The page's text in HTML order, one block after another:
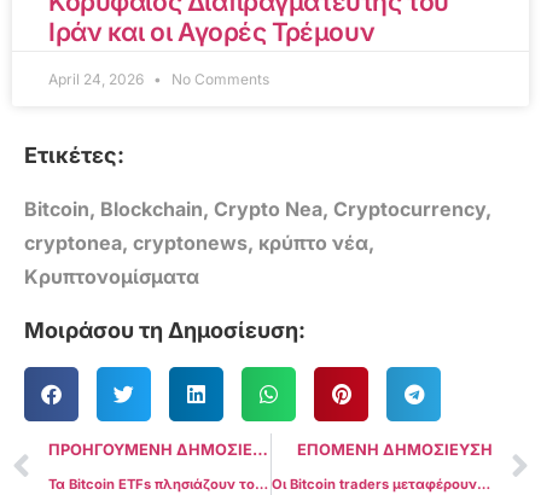
Ιράν και οι Αγορές Τρέμουν
April 24, 2026 No Comments
Ετικέτες:
Bitcoin, Blockchain, Crypto Nea, Cryptocurrency,
cryptonea, cryptonews, κρύπτο νέα,
Κρυπτονομίσματα
Μοιράσου τη Δημοσίευση:
ΠΡΟΗΓΟΥΜΕΝΗ ΔΗΜΟΣΙΕΥΣΗ
Τα Bitcoin ETFs πλησιάζουν το 1 δισεκατομμύριο δολάρια σε ημερήσιες εισροές, πυροδοτώντας FOMO και κίνδυνο αιχμής νέας τιμής του BTC
ΕΠΟΜΕΝΗ ΔΗΜΟΣΙΕΥΣΗ
Οι Bitcoin traders μεταφέρουν 4 δισεκατομμύρια δολάρια σε ανταλλακτήρια εν μέσω πτώσης της τιμής του BTC κάτω από τα 70 χιλιάδες δολάρια